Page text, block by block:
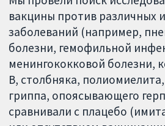
вакцины против различных
заболеваний (например,
болезни, гемофильной
менингококковой болезни,
В, столбняка,
гриппа, опоясывающего
сравнивали с плацебо